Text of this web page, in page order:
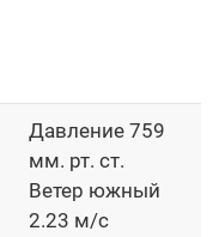
Давление 759
мм. рт. ст.
Ветер южный
2.23 м/с